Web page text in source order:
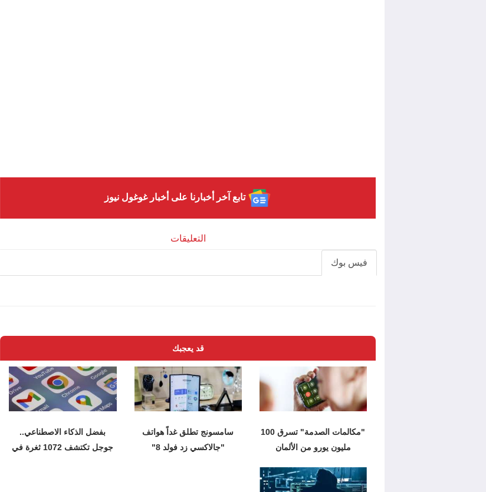
تابع آخر أخبارنا على أخبار غوغول نيوز
التعليقات
فيس بوك
قد يعجبك
"مكالمات الصدمة" تسرق 100
مليون يورو من الألمان
سامسونج تطلق غداً هواتف
"جالاكسي زد فولد 8"
بفضل الذكاء الاصطناعي..
جوجل تكتشف 1072 ثغرة في